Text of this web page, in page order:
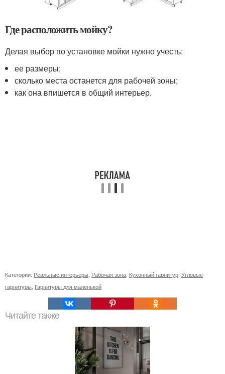
Где расположить мойку?
Делая выбор по установке мойки нужно учесть:
ее размеры;
сколько места останется для рабочей зоны;
как она впишется в общий интерьер.
Категории: Реальные интерьеры Рабочая зона Кухонный гарнитур Угловые
гарнитуры Гарнитуры для маленькой
Читайте также